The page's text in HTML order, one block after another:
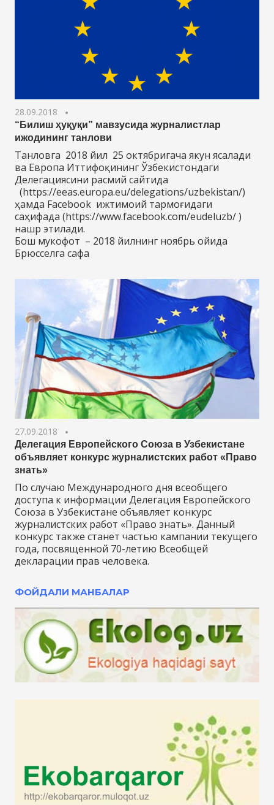
28.09.2018
“Билиш ҳуқуқи” мавзусида журналистлар
ижодининг танлови
Танловга 2018 йил 25 октябригача якун ясалади
ва Европа Иттифоқининг Ўзбекистондаги
Делегациясини расмий сайтида
(https://eeas.europa.eu/delegations/uzbekistan/)
ҳамда Facebook ижтимоий тармоғидаги
саҳифада (https://www.facebook.com/eudeluzb/ )
нашр этилади.
Бош мукофот – 2018 йилнинг ноябрь ойида
Брюсселга сафа
27.09.2018
Делегация Европейского Союза в Узбекистане
объявляет конкурс журналистских работ «Право
знать»
По случаю Международного дня всеобщего
доступа к информации Делегация Европейского
Союза в Узбекистане объявляет конкурс
журналистских работ «Право знать». Данный
конкурс также станет частью кампании текущего
года, посвященной 70-летию Всеобщей
декларации прав человека.
ФОЙДАЛИ МАНБАЛАР